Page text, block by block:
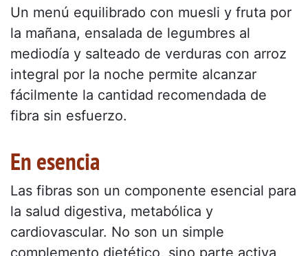
Un menú equilibrado con muesli y fruta por
la mañana, ensalada de legumbres al
mediodía y salteado de verduras con arroz
integral por la noche permite alcanzar
fácilmente la cantidad recomendada de
fibra sin esfuerzo.
En esencia
Las fibras son un componente esencial para
la salud digestiva, metabólica y
cardiovascular. No son un simple